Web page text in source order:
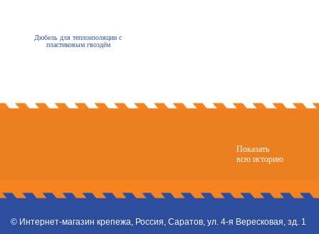
Дюбель для теплоизоляции с
пластиковым гвоздём
Показать
всю историю
© Интернет-магазин крепежа, Россия, Саратов, ул. 4-я Вересковая, зд. 1